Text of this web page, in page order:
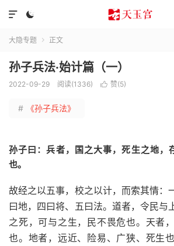


大隐专题  正文
孙子兵法·始计篇（一）
2022-09-29 阅读(1336)  赞(5)
# 《孙子兵法》
孙子曰：兵者，国之大事，死生之地，
也。
故经之以五事，校之以计，而索其情：
曰地，四曰将、五曰法。道者，令民与
之死，可与之生，民不畏危也。天者
也。地者，远近、险易、广狭、死生